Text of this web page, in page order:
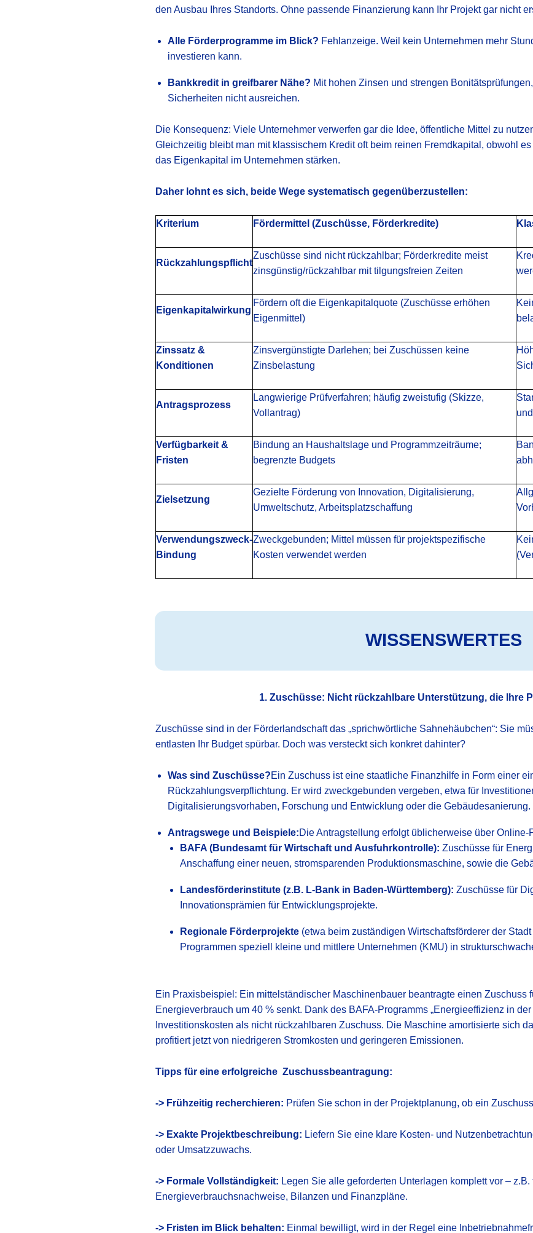
den Ausbau Ihres Standorts. Ohne passende Finanzierung kann Ihr Projekt gar nicht
Alle Förderprogramme im Blick? Fehlanzeige. Weil kein Unternehmen mehr
investieren kann.
Bankkredit in greifbarer Nähe? Mit hohen Zinsen und strengen
Sicherheiten nicht ausreichen.
Die Konsequenz: Viele Unternehmer verwerfen gar die Idee, öffentliche Mittel zu
Gleichzeitig bleibt man mit klassischem Kredit oft beim reinen Fremdkapital, obwohl
das Eigenkapital im Unternehmen stärken.
Daher lohnt es sich, beide Wege systematisch gegenüberzustellen:
Kriterium Fördermittel (Zuschüsse, Förderkredite)
Rückzahlungspflicht
Zuschüsse sind nicht rückzahlbar; Förderkredite meist
zinsgünstig/rückzahlbar mit tilgungsfreien Zeiten
Eigenkapitalwirkung
Fördern oft die Eigenkapitalquote (Zuschüsse erhöhen
Eigenmittel)
Zinssatz &
Konditionen
Zinsvergünstigte Darlehen; bei Zuschüssen keine
Zinsbelastung
Antragsprozess
Langwierige Prüfverfahren; häufig zweistufig (Skizze,
Vollantrag)
Verfügbarkeit &
Fristen
Bindung an Haushaltslage und Programmzeiträume;
begrenzte Budgets
Zielsetzung
Gezielte Förderung von Innovation, Digitalisierung,
Umweltschutz, Arbeitsplatzschaffung
Verwendungszweck-
Bindung
Zweckgebunden; Mittel müssen für projektspezifische
Kosten verwendet werden
WISSENSWERTES
1. Zuschüsse: Nicht rückzahlbare Unterstützung, die Ihre
Zuschüsse sind in der Förderlandschaft das „sprichwörtliche Sahnehäubchen“: Sie
entlasten Ihr Budget spürbar. Doch was versteckt sich konkret dahinter?
Was sind Zuschüsse?Ein Zuschuss ist eine staatliche Finanzhilfe in Form einer
Rückzahlungsverpflichtung. Er wird zweckgebunden vergeben, etwa für
Digitalisierungsvorhaben, Forschung und Entwicklung oder die Gebäudesanierung.
Antragswege und Beispiele:Die Antragstellung erfolgt üblicherweise über
BAFA (Bundesamt für Wirtschaft und Ausfuhrkontrolle): Zuschüsse für
Anschaffung einer neuen, stromsparenden Produktionsmaschine, sowie die
Landesförderinstitute (z.B. L-Bank in Baden-Württemberg): Zuschüsse für
Innovationsprämien für Entwicklungsprojekte.
Regionale Förderprojekte (etwa beim zuständigen Wirtschaftsförderer der
Programmen speziell kleine und mittlere Unternehmen (KMU) in
Ein Praxisbeispiel: Ein mittelständischer Maschinenbauer beantragte einen Zuschuss
Energieverbrauch um 40 % senkt. Dank des BAFA-Programms „Energieeffizienz in
Investitionskosten als nicht rückzahlbaren Zuschuss. Die Maschine amortisierte sich
profitiert jetzt von niedrigeren Stromkosten und geringeren Emissionen.
Tipps für eine erfolgreiche Zuschussbeantragung:
-> Frühzeitig recherchieren: Prüfen Sie schon in der Projektplanung, ob ein
-> Exakte Projektbeschreibung: Liefern Sie eine klare Kosten- und
oder Umsatzzuwachs.
-> Formale Vollständigkeit: Legen Sie alle geforderten Unterlagen komplett vor –
Energieverbrauchsnachweise, Bilanzen und Finanzpläne.
-> Fristen im Blick behalten: Einmal bewilligt, wird in der Regel eine